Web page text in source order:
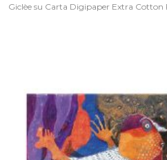
Giclèe su Carta Digipaper Extra Cotton